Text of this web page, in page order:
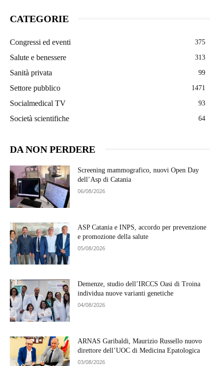
CATEGORIE
Congressi ed eventi 375
Salute e benessere 313
Sanità privata 99
Settore pubblico 1471
Socialmedical TV 93
Società scientifiche 64
DA NON PERDERE
Screening mammografico, nuovi Open Day
dell’Asp di Catania
06/08/2026
ASP Catania e INPS, accordo per prevenzione
e promozione della salute
05/08/2026
Demenze, studio dell’IRCCS Oasi di Troina
individua nuove varianti genetiche
04/08/2026
ARNAS Garibaldi, Maurizio Russello nuovo
direttore dell’UOC di Medicina Epatologica
03/08/2026